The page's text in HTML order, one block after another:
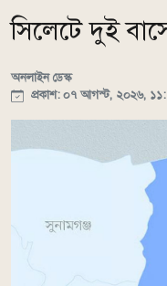
সিলেটে দুই
অনলাইন ডেস্ক
প্রকাশ: ০৭ আগস্ট, ২০২৬,